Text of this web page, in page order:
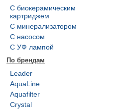
С биокерамическим
картриджем
С минерализатором
С насосом
С УФ лампой
По брендам
Leader
AquaLine
Aquafilter
Crystal